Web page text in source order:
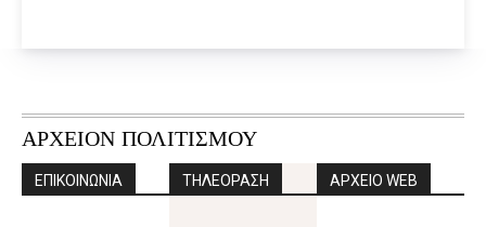
ΑΡΧΕΙΟΝ ΠΟΛΙΤΙΣΜΟΥ
ΕΠΙΚΟΙΝΩΝΙΑ ΤΗΛΕΟΡΑΣΗ ΑΡΧΕΙΟ WEB